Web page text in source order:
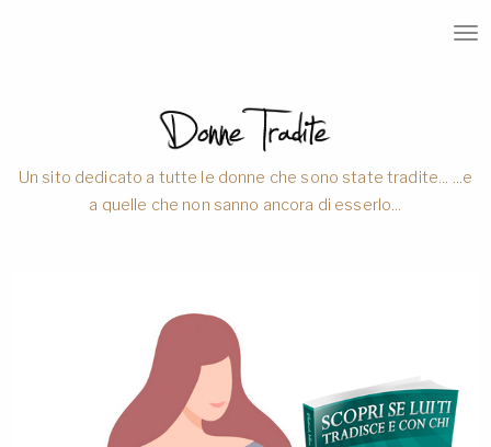
T
V
Un sito dedicato a tutte le donne che sono state tradite... ...e
a quelle che non sanno ancora di esserlo...